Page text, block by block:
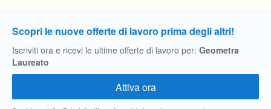
Scopri le nuove offerte di lavoro prima degli altri!
Iscriviti ora e ricevi le ultime offerte di lavoro per: Geometra
Laureato